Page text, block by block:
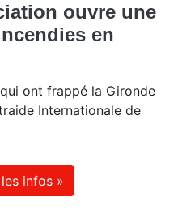
ouvre une
en
ont frappé la Gironde
Internationale de
infos »